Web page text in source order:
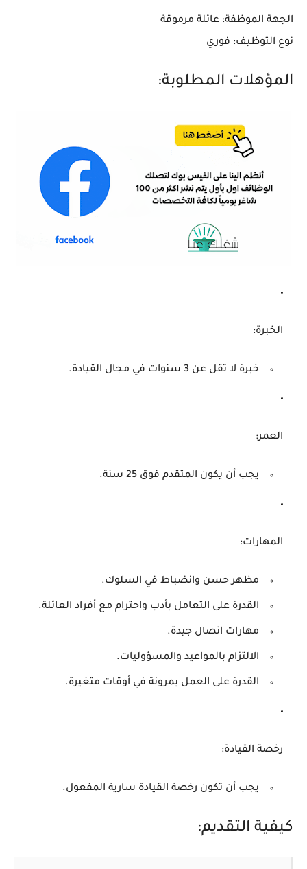
الجهة الموظفة: عائلة مرموقة
نوع التوظيف: فوري
المؤهلات المطلوبة:
الخبرة:
خبرة لا تقل عن 3 سنوات في مجال القيادة.
العمر:
يجب أن يكون المتقدم فوق 25 سنة.
المهارات:
مظهر حسن وانضباط في السلوك.
القدرة على التعامل بأدب واحترام مع أفراد العائلة.
مهارات اتصال جيدة.
الالتزام بالمواعيد والمسؤوليات.
القدرة على العمل بمرونة في أوقات متغيرة.
رخصة القيادة:
يجب أن تكون رخصة القيادة سارية المفعول.
كيفية التقديم: